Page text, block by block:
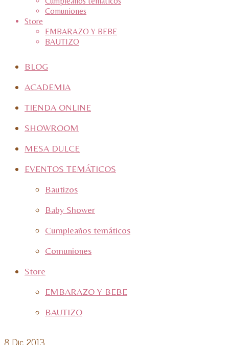
Comuniones
Store
EMBARAZO Y BEBE
BAUTIZO
BLOG
ACADEMIA
TIENDA ONLINE
SHOWROOM
MESA DULCE
EVENTOS TEMÁTICOS
Bautizos
Baby Shower
Cumpleaños temáticos
Comuniones
Store
EMBARAZO Y BEBE
BAUTIZO
8 Dic 2013